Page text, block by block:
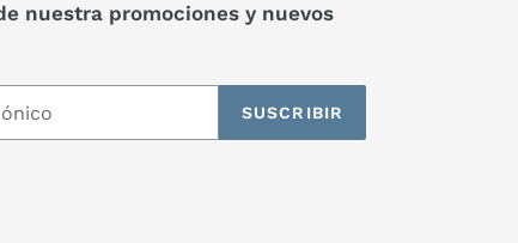
nuestra promociones y nuevos
SUSCRIBIR